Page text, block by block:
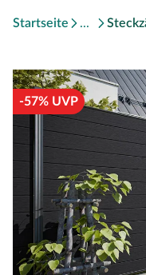
Startseite
-57% UVP